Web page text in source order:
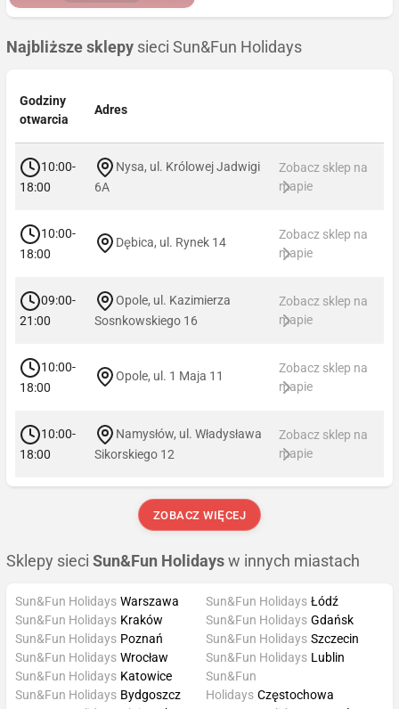
Najbliższe sklepy sieci Sun&Fun Holidays
Godziny
otwarcia
Adres
10:00-
18:00
Nysa, ul. Królowej Jadwigi
6A
Zobacz sklep na
mapie
10:00-
18:00
Dębica, ul. Rynek 14
Zobacz sklep na
mapie
09:00-
21:00
Opole, ul. Kazimierza
Sosnkowskiego 16
Zobacz sklep na
mapie
10:00-
18:00
Opole, ul. 1 Maja 11
Zobacz sklep na
mapie
10:00-
18:00
Namysłów, ul. Władysława
Sikorskiego 12
Zobacz sklep na
mapie
ZOBACZ WIĘCEJ
Sklepy sieci Sun&Fun Holidays w innych miastach
Sun&Fun Holidays Warszawa
Sun&Fun Holidays Kraków
Sun&Fun Holidays Poznań
Sun&Fun Holidays Wrocław
Sun&Fun Holidays Łódź
Sun&Fun Holidays Gdańsk
Sun&Fun Holidays Szczecin
Sun&Fun Holidays Lublin
Sun&Fun Holidays Katowice
Sun&Fun Holidays Bydgoszcz
Sun&Fun
Holidays Częstochowa